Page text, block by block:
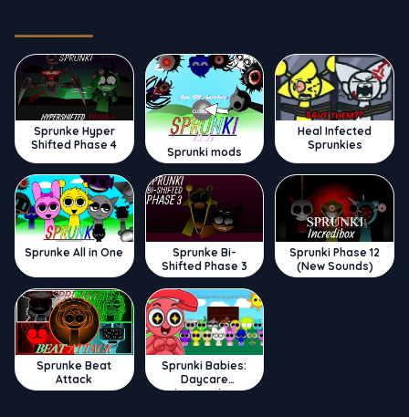
Sprunke Hyper
Shifted Phase 4
Sprunki mods
Heal Infected
Sprunkies
Sprunke All in One
Sprunke Bi-
Shifted Phase 3
Sprunki Phase 12
(New Sounds)
Sprunke Beat
Attack
Sprunki Babies:
Daycare
Interactive